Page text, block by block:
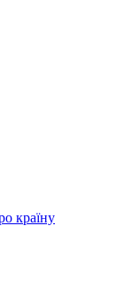
країну